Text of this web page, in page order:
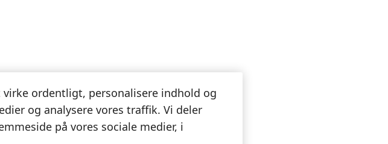
rådgivning
ordentligt, personalisere indhold og
og analysere vores traffik. Vi deler
på vores sociale medier, i